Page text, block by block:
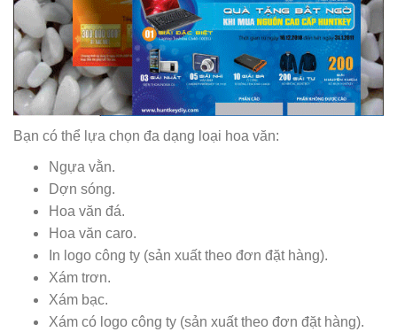
Bạn có thể lựa chọn đa dạng loại hoa văn:
Ngựa vằn.
Dợn sóng.
Hoa văn đá.
Hoa văn caro.
In logo công ty (sản xuất theo đơn đặt hàng).
Xám trơn.
Xám bạc.
Xám có logo công ty (sản xuất theo đơn đặt hàng).